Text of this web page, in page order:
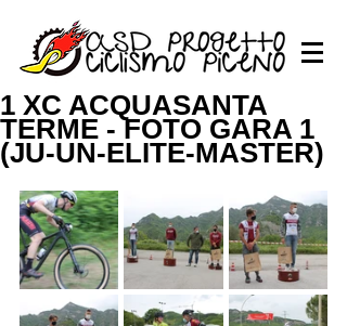
1 XC ACQUASANTA
TERME - FOTO GARA 1
(JU-UN-ELITE-MASTER)